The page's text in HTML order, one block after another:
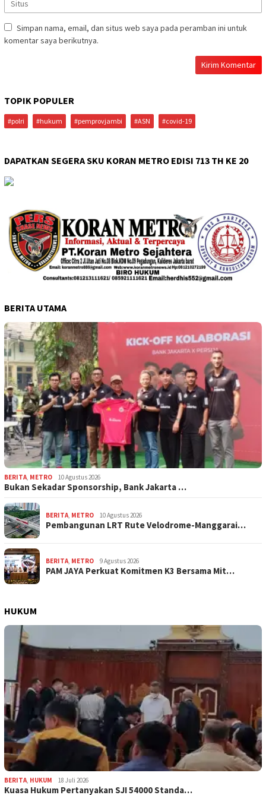
Simpan nama, email, dan situs web saya pada peramban ini untuk
komentar saya berikutnya.
TOPIK POPULER
#polri #hukum #pemprovjambi #ASN #covid-19
DAPATKAN SEGERA SKU KORAN METRO EDISI 713 TH KE 20
BERITA UTAMA
BERITA METRO 10 Agustus 2026
Bukan Sekadar Sponsorship, Bank Jakarta …
BERITA METRO 10 Agustus 2026
Pembangunan LRT Rute Velodrome-Manggarai…
BERITA METRO 9 Agustus 2026
PAM JAYA Perkuat Komitmen K3 Bersama Mit…
HUKUM
BERITA HUKUM 18 Juli 2026
Kuasa Hukum Pertanyakan SJI 54000 Standa…